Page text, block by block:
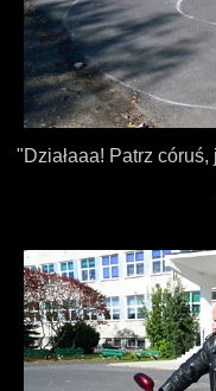
"Działaaa! Patrz